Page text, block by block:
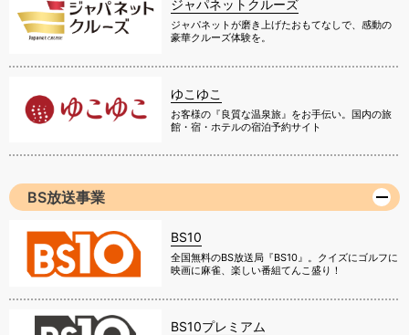
ジャパネットクルーズ
ジャパネットが磨き上げたおもてなしで、感動の
豪華クルーズ体験を。
ゆこゆこ
お客様の『良質な温泉旅』をお手伝い。国内の旅
館・宿・ホテルの宿泊予約サイト
BS放送事業
BS10
全国無料のBS放送局『BS10』。クイズにゴルフに
映画に麻雀、楽しい番組てんこ盛り！
BS10プレミアム